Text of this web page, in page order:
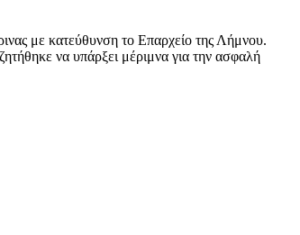
με κατεύθυνση το Επαρχείο της Λήμνου.
να υπάρξει μέριμνα για την ασφαλή